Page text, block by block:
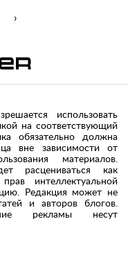
›
использовать
на соответствующий
обязательно должна
вне зависимости от
материалов.
расцениваться как
интеллектуальной
Редакция может не
и авторов блогов.
рекламы несут